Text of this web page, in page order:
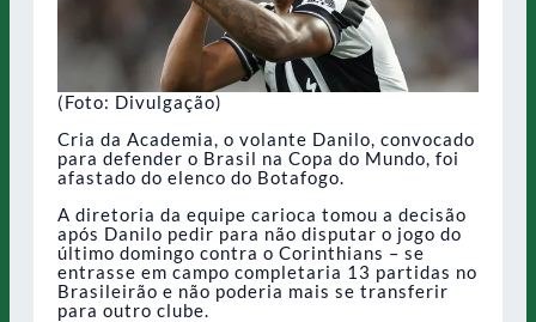
(Foto: Divulgação)
Cria da Academia, o volante Danilo, convocado
para defender o Brasil na Copa do Mundo, foi
afastado do elenco do Botafogo.
A diretoria da equipe carioca tomou a decisão
após Danilo pedir para não disputar o jogo do
último domingo contra o Corinthians – se
entrasse em campo completaria 13 partidas no
Brasileirão e não poderia mais se transferir
para outro clube.